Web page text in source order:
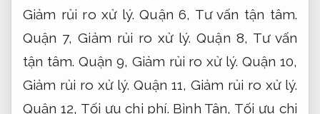
Giảm rủi ro xử lý. Quận 6, Tư vấn tận tâm.
Quận 7,Giảm rủi ro xử lý. Quận 8, Tư vấn
tận tâm. Quận 9, Giảm rủi ro xử lý. Quận 10,
Giảm rủi ro xử lý. Quận 11, Giảm rủi ro xử lý.
Quận 12, Tối ưu chi phí. Bình Tân, Tối ưu chi